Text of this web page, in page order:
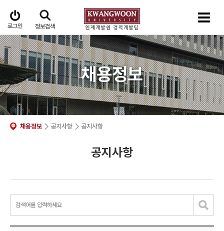
로그인 정보검색
채용정보
채용정보 공지사항 공지사항
공지사항